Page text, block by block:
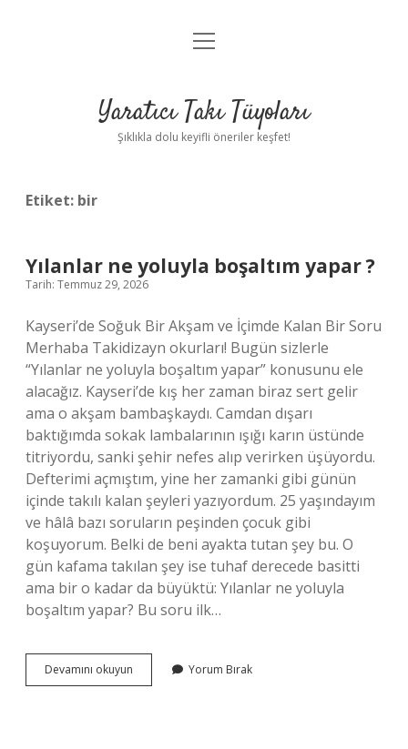
Anasayfa
Yasal Uyarı
menüyü
Yaratıcı Takı Tüyoları
Şıklıkla dolu keyifli öneriler keşfet!
Etiket: bir
Yılanlar ne yoluyla boşaltım yapar ?
Tarih: Temmuz 29, 2026
Kayseri’de Soğuk Bir Akşam ve İçimde Kalan Bir Soru
Merhaba Takidizayn okurları! Bugün sizlerle
“Yılanlar ne yoluyla boşaltım yapar” konusunu ele
alacağız. Kayseri’de kış her zaman biraz sert gelir
ama o akşam bambaşkaydı. Camdan dışarı
baktığımda sokak lambalarının ışığı karın üstünde
titriyordu, sanki şehir nefes alıp verirken üşüyordu.
Defterimi açmıştım, yine her zamanki gibi günün
içinde takılı kalan şeyleri yazıyordum. 25 yaşındayım
ve hâlâ bazı soruların peşinden çocuk gibi
koşuyorum. Belki de beni ayakta tutan şey bu. O
gün kafama takılan şey ise tuhaf derecede basitti
ama bir o kadar da büyüktü: Yılanlar ne yoluyla
boşaltım yapar? Bu soru ilk…
Devamını okuyun
ne
Yorum Bırak